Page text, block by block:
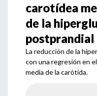
carotídea
de la
postprandial
La reducción de la
con una regresión en
media de la carótida.